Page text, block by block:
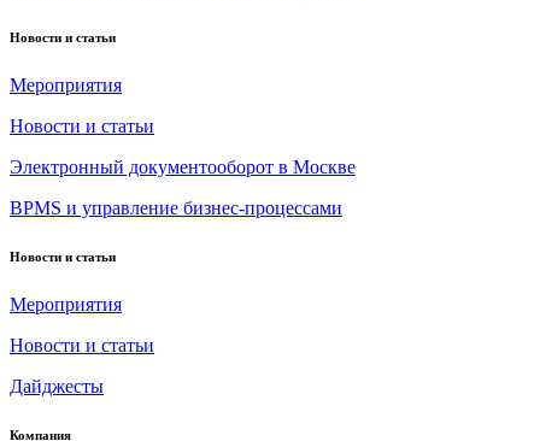
Новости и статьи
Мероприятия
Новости и статьи
Электронный документооборот в Москве
BPMS и управление бизнес-процессами
Новости и статьи
Мероприятия
Новости и статьи
Дайджесты
Компания